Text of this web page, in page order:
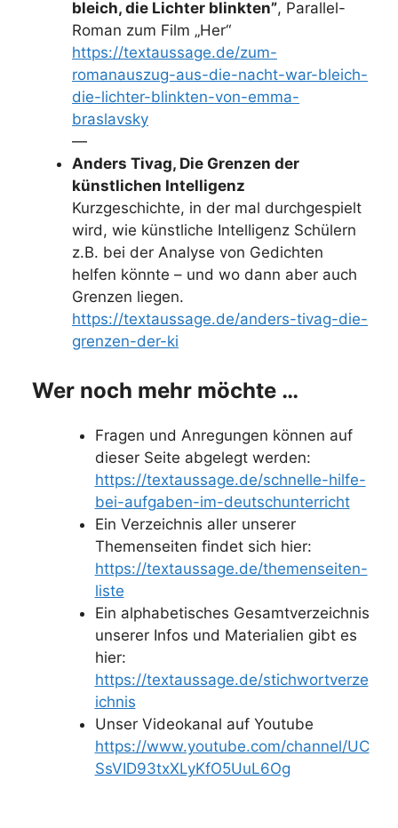
bleich, die Lichter blinkten”, Parallel-
Roman zum Film „Her“
https://textaussage.de/zum-
romanauszug-aus-die-nacht-war-bleich-
die-lichter-blinkten-von-emma-
braslavsky
—
Anders Tivag, Die Grenzen der
künstlichen Intelligenz
Kurzgeschichte, in der mal durchgespielt
wird, wie künstliche Intelligenz Schülern
z.B. bei der Analyse von Gedichten
helfen könnte – und wo dann aber auch
Grenzen liegen.
https://textaussage.de/anders-tivag-die-
grenzen-der-ki
Wer noch mehr möchte …
Fragen und Anregungen können auf
dieser Seite abgelegt werden:
https://textaussage.de/schnelle-hilfe-
bei-aufgaben-im-deutschunterricht
Ein Verzeichnis aller unserer
Themenseiten findet sich hier:
https://textaussage.de/themenseiten-
liste
Ein alphabetisches Gesamtverzeichnis
unserer Infos und Materialien gibt es
hier:
https://textaussage.de/stichwortverze
ichnis
Unser Videokanal auf Youtube
https://www.youtube.com/channel/UC
SsVID93txXLyKfO5UuL6Og